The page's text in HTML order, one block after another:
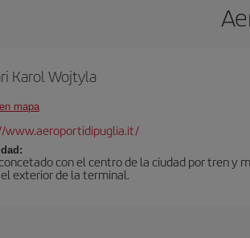
Karol Wojtyla
mapa
www.aeroportidipuglia.it/
con el centro de la ciudad por tren y
exterior de la terminal.